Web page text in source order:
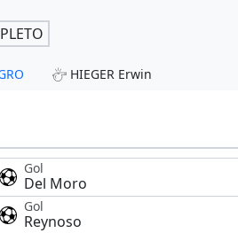
HIEGER Erwin
Gol
Del Moro
Gol
Reynoso